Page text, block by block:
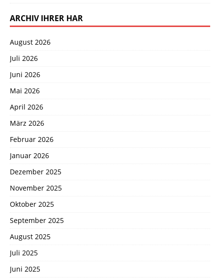
ARCHIV IHRER HAR
August 2026
Juli 2026
Juni 2026
Mai 2026
April 2026
März 2026
Februar 2026
Januar 2026
Dezember 2025
November 2025
Oktober 2025
September 2025
August 2025
Juli 2025
Juni 2025